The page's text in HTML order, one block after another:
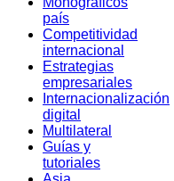
país
Competitividad
internacional
Estrategias
empresariales
Internacionalización
digital
Multilateral
Guías y
tutoriales